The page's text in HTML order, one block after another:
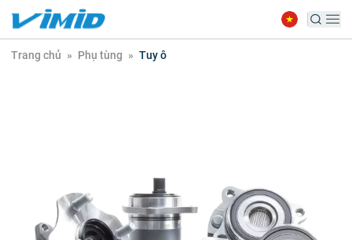
Trang chủ » Phụ tùng » Tuy ô